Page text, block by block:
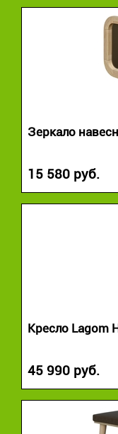
Зеркало
15 580 руб.
Кресло Lagom
45 990 руб.